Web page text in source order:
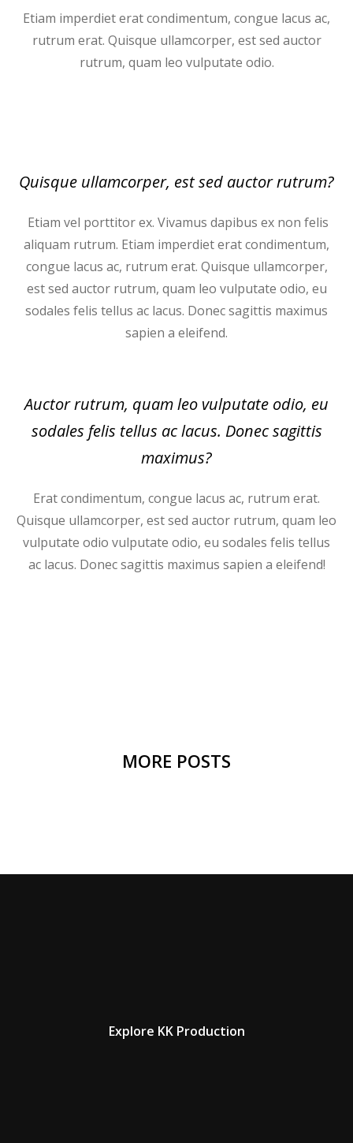
Etiam imperdiet erat condimentum, congue lacus ac,
rutrum erat. Quisque ullamcorper, est sed auctor
rutrum, quam leo vulputate odio.
Quisque ullamcorper, est sed auctor rutrum?
Etiam vel porttitor ex. Vivamus dapibus ex non felis
aliquam rutrum. Etiam imperdiet erat condimentum,
congue lacus ac, rutrum erat. Quisque ullamcorper,
est sed auctor rutrum, quam leo vulputate odio, eu
sodales felis tellus ac lacus. Donec sagittis maximus
sapien a eleifend.
Auctor rutrum, quam leo vulputate odio, eu
sodales felis tellus ac lacus. Donec sagittis
maximus?
Erat condimentum, congue lacus ac, rutrum erat.
Quisque ullamcorper, est sed auctor rutrum, quam leo
vulputate odio vulputate odio, eu sodales felis tellus
ac lacus. Donec sagittis maximus sapien a eleifend!
MORE POSTS
Explore KK Production